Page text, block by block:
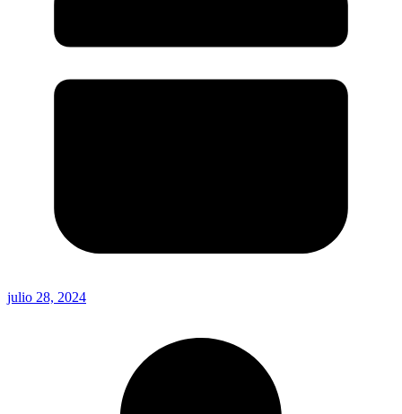
julio 28, 2024